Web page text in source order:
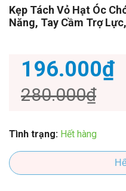
Kẹp Tách Vỏ Hạt Óc
Năng, Tay Cầm Trợ
196.000₫
280.000₫
Tình trạng: Hết hàng